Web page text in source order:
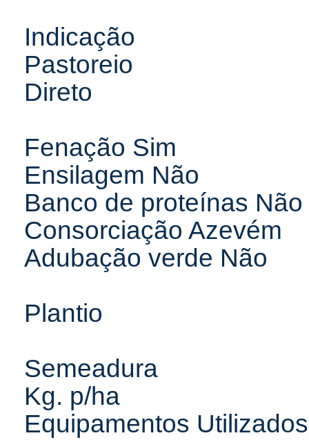
Indicação
Pastoreio
Direto
Fenação Sim
Ensilagem Não
Banco de proteínas Não
Consorciação Azevém
Adubação verde Não
Plantio
Semeadura
Kg. p/ha
Equipamentos Utilizados